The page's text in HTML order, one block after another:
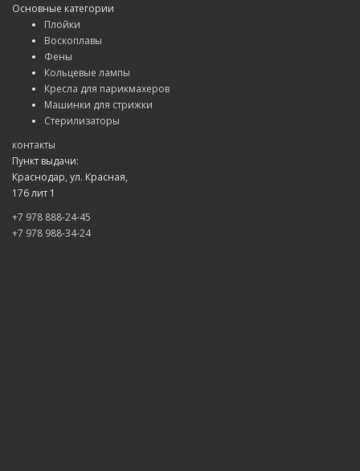
Основные категории
Плойки
Воскоплавы
Фены
Кольцевые лампы
Кресла для парикмахеров
Машинки для стрижки
Стерилизаторы
контакты
Пункт выдачи:
Краснодар, ул. Красная,
176 лит 1
+7 978 888-24-45
+7 978 988-34-24